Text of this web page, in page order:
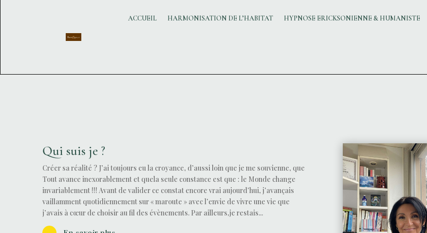
ACCUEIL HARMONISATION DE L’HABITAT HYPNOSE ERICKSONIENNE & HUMANISTE
Qui suis je ?
Créer sa réalité ? J’ai toujours eu la croyance, d’aussi loin que je me souvienne, que
Tout avance inexorablement et quela seule constance est que : le Monde change
invariablement !!! Avant de valider ce constat encore vrai aujourd’hui, j’avançais
vaillamment quotidiennement sur « maroute » avec l’envie de vivre une vie que
j’avais à cœur de choisir au fil des évènements. Par ailleurs,je restais...